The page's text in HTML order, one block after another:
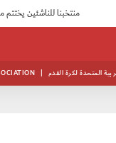
| المتحدة لكرة القدم